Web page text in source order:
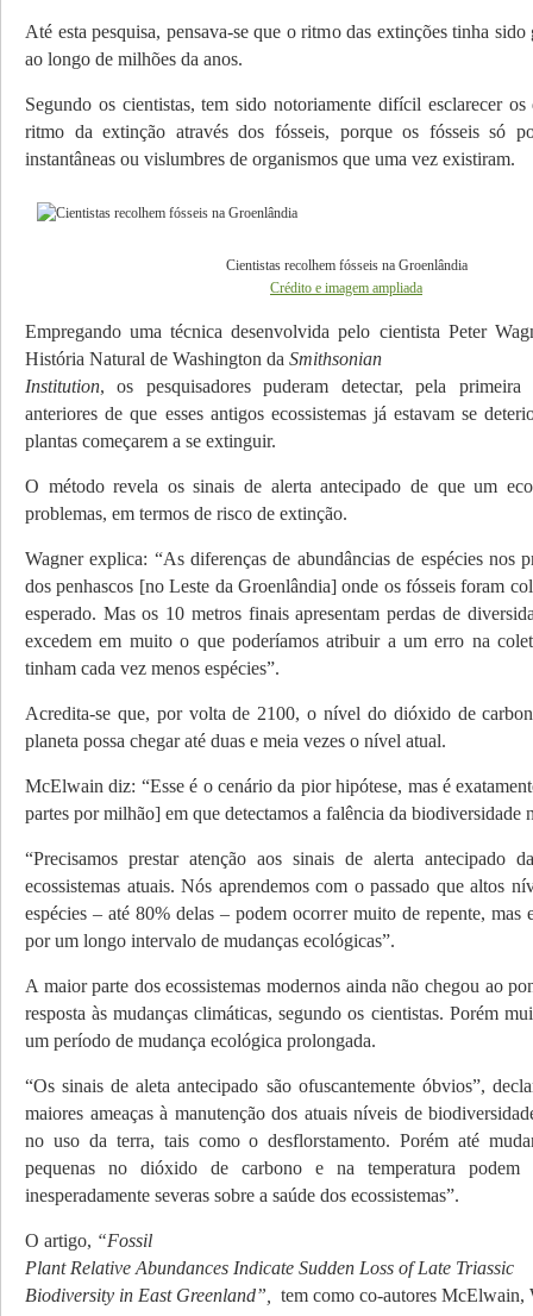
Até esta pesquisa, pensava-se que o ritmo das extinções tinha
ao longo de milhões da anos.
Segundo os cientistas, tem sido notoriamente difícil esclarecer os
ritmo da extinção através dos fósseis, porque os fósseis só
instantâneas ou vislumbres de organismos que uma vez existiram.
Cientistas recolhem fósseis na Groenlândia
Crédito e imagem ampliada
Empregando uma técnica desenvolvida pelo cientista Peter
História Natural de Washington da Smithsonian
Institution, os pesquisadores puderam detectar, pela
anteriores de que esses antigos ecossistemas já estavam se
plantas come­çarem a se extinguir.
O método revela os sinais de alerta antecipado de que um
problemas, em termos de risco de extinção.
Wagner explica: “As diferenças de abundâncias de espécies nos
dos penhascos [no Leste da Groenlândia] onde os fósseis foram
esperado. Mas os 10 metros finais apresentam perdas de
excedem em muito o que poderíamos atribuir a um erro na
tinham cada vez menos espécies”.
Acredita-se que, por volta de 2100, o nível do dióxido de
planeta possa chegar até duas e meia vezes o nível atual.
McElwain diz: “Esse é o cenário da pior hipótese, mas é
partes por milhão] em que detectamos a falência da biodiversidade
“Precisamos prestar atenção aos sinais de alerta antecipado
ecossistemas atuais. Nós aprendemos com o passado que altos
espécies – até 80% delas – podem ocorrer muito de repente, mas
por um longo intervalo de mudanças ecológicas”.
A maior parte dos ecossistemas modernos ainda não chegou ao
resposta às mudanças climáticas, segundo os cientistas. Porém
um período de mudança ecológica prolongada.
“Os sinais de aleta antecipado são ofuscantemente óbvios”,
maiores ameaças à manutenção dos atuais níveis de
no uso da terra, tais como o desflorstamento. Porém até
pequenas no dióxido de carbono e na temperatura podem
inesperadamente severas sobre a saúde dos ecossistemas”.
O artigo, “Fossil
Plant Relative Abundances Indicate Sudden Loss of Late Triassic
Biodiversity in East Greenland”, tem como co-autores McElwain,